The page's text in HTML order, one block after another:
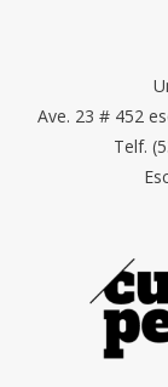
Ave. 23 # 452
Telf.